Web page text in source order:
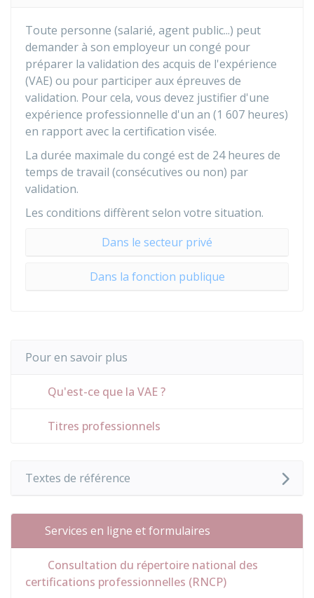
Toute personne (salarié, agent public...) peut
demander à son employeur un congé pour
préparer la validation des acquis de l'expérience
(VAE) ou pour participer aux épreuves de
validation. Pour cela, vous devez justifier d'une
expérience professionnelle d'un an (1 607 heures)
en rapport avec la certification visée.
La durée maximale du congé est de 24 heures de
temps de travail (consécutives ou non) par
validation.
Les conditions diffèrent selon votre situation.
Dans le secteur privé
Dans la fonction publique
Pour en savoir plus
Qu'est-ce que la VAE ?
Titres professionnels
Textes de référence
Services en ligne et formulaires
Consultation du répertoire national des
certifications professionnelles (RNCP)